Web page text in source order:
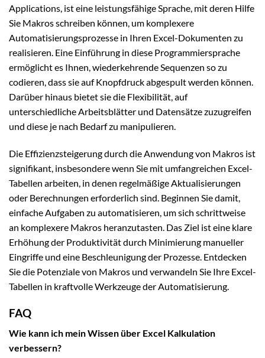
Applications, ist eine leistungsfähige Sprache, mit deren Hilfe
Sie Makros schreiben können, um komplexere
Automatisierungsprozesse in Ihren Excel-Dokumenten zu
realisieren. Eine Einführung in diese Programmiersprache
ermöglicht es Ihnen, wiederkehrende Sequenzen so zu
codieren, dass sie auf Knopfdruck abgespult werden können.
Darüber hinaus bietet sie die Flexibilität, auf
unterschiedliche Arbeitsblätter und Datensätze zuzugreifen
und diese je nach Bedarf zu manipulieren.
Die Effizienzsteigerung durch die Anwendung von Makros ist
signifikant, insbesondere wenn Sie mit umfangreichen Excel-
Tabellen arbeiten, in denen regelmäßige Aktualisierungen
oder Berechnungen erforderlich sind. Beginnen Sie damit,
einfache Aufgaben zu automatisieren, um sich schrittweise
an komplexere Makros heranzutasten. Das Ziel ist eine klare
Erhöhung der Produktivität durch Minimierung manueller
Eingriffe und eine Beschleunigung der Prozesse. Entdecken
Sie die Potenziale von Makros und verwandeln Sie Ihre Excel-
Tabellen in kraftvolle Werkzeuge der Automatisierung.
FAQ
Wie kann ich mein Wissen über Excel Kalkulation
verbessern?